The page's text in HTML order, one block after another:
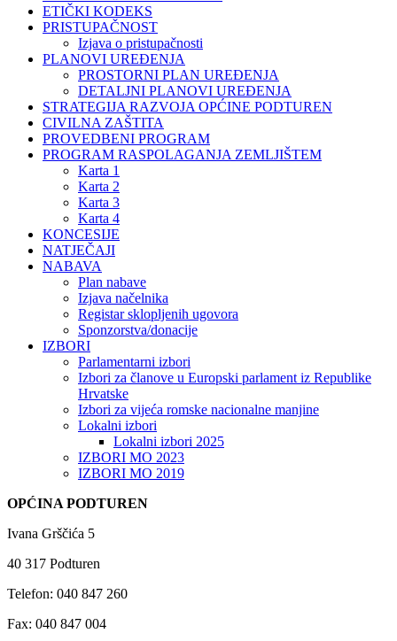
ETIČKI KODEKS
PRISTUPAČNOST
Izjava o pristupačnosti
PLANOVI UREĐENJA
PROSTORNI PLAN UREĐENJA
DETALJNI PLANOVI UREĐENJA
STRATEGIJA RAZVOJA OPĆINE PODTUREN
CIVILNA ZAŠTITA
PROVEDBENI PROGRAM
PROGRAM RASPOLAGANJA ZEMLJIŠTEM
Karta 1
Karta 2
Karta 3
Karta 4
KONCESIJE
NATJEČAJI
NABAVA
Plan nabave
Izjava načelnika
Registar sklopljenih ugovora
Sponzorstva/donacije
IZBORI
Parlamentarni izbori
Izbori za članove u Europski parlament iz Republike
Hrvatske
Izbori za vijeća romske nacionalne manjine
Lokalni izbori
Lokalni izbori 2025
IZBORI MO 2023
IZBORI MO 2019
OPĆINA PODTUREN
Ivana Grščića 5
40 317 Podturen
Telefon: 040 847 260
Fax: 040 847 004